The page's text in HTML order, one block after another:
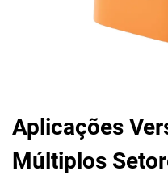
Aplicações
Múltiplos